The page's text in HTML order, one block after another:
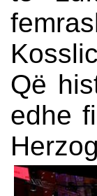
Që
edhe